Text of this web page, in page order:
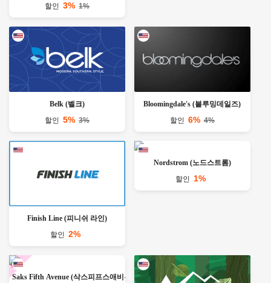
할인3% 1%
Belk (벨크)
할인5% 3%
Bloomingdale's (블루밍데일즈)
할인 6% 4%
Finish Line (피니쉬 라인)
할인2%
Nordstrom (노드스트롬)
할인 1%
Saks Fifth Avenue (삭스피프스애비뉴)